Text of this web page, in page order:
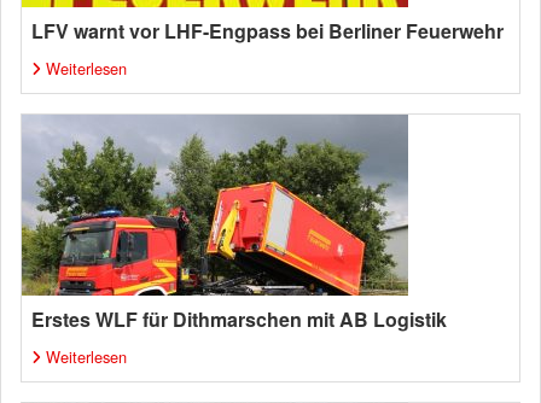
LFV warnt vor LHF-Engpass bei Berliner Feuerwehr
Weiterlesen
Erstes WLF für Dithmarschen mit AB Logistik
Weiterlesen